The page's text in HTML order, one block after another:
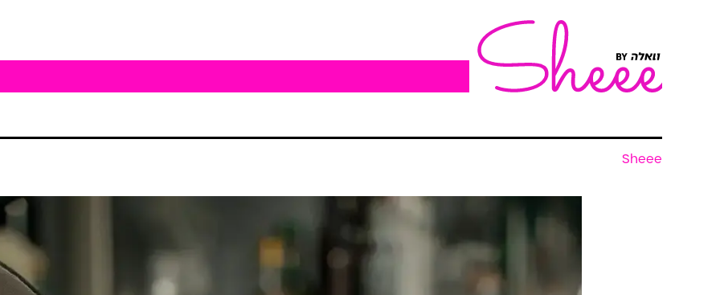
Sheee